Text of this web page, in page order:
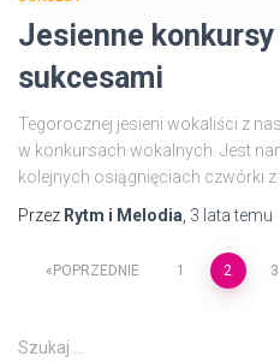
Jesienne
sukcesami
Tegorocznej jesieni wokaliści z
w konkursach wokalnych. Jest
kolejnych osiągnięciach czwórki z
Przez Rytm i Melodia 3 latatemu
POPRZEDNIE 1 2 3
Szukaj …